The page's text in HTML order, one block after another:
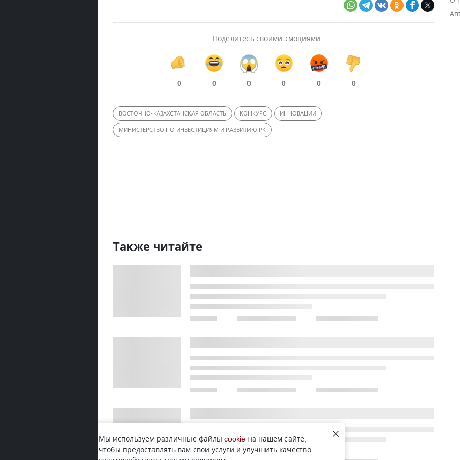
Поделитесь своими эмоциями
0 0 0 0 0 0
ВОСТОЧНО-КАЗАХСТАНСКАЯ ОБЛАСТЬ КОНКУРС ИННОВАЦИИ
МИНИСТЕРСТВО ПО ИНВЕСТИЦИЯМ И РАЗВИТИЮ РК
Также читайте
Мы используем различные файлы cookie на нашем сайте,
чтобы предоставлять вам свои услуги и улучшить качество